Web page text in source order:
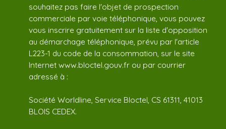
souhaitez pas faire l'objet de prospection
commerciale par voie téléphonique, vous pouvez
vous inscrire gratuitement sur la liste d'opposition
au démarchage téléphonique, prévu par l'article
L223-1 du code de la consommation, sur le site
Internet www.bloctel.gouv.fr ou par courrier
adressé à :
Société Worldline, Service Bloctel, CS 61311, 41013
BLOIS CEDEX.